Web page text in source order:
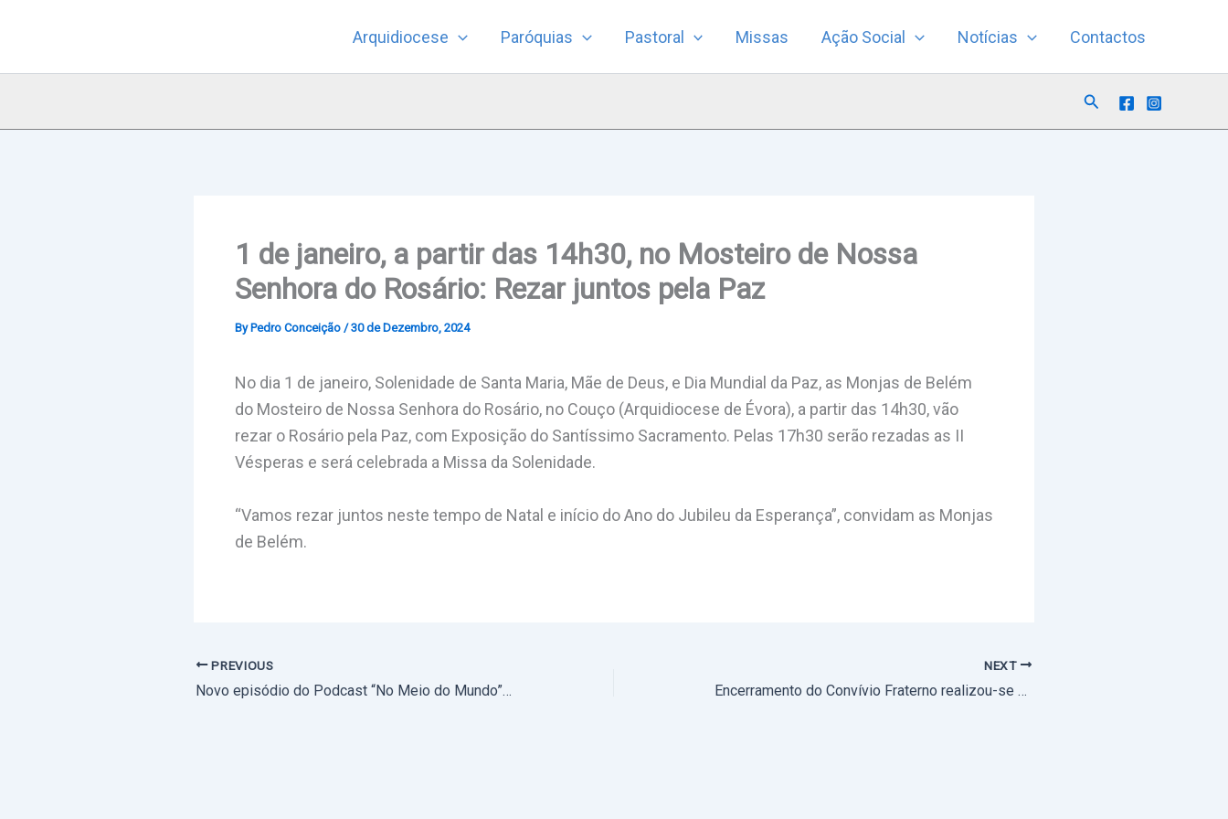
Arquidiocese Paróquias Pastoral Missas Ação Social Notícias Contactos
Search
1 de janeiro, a partir das 14h30, no Mosteiro de Nossa
Senhora do Rosário: Rezar juntos pela Paz
By Pedro Conceição /30 de Dezembro, 2024
No dia 1 de janeiro, Solenidade de Santa Maria, Mãe de Deus, e Dia Mundial da Paz, as Monjas de Belém
do Mosteiro de Nossa Senhora do Rosário, no Couço (Arquidiocese de Évora), a partir das 14h30, vão
rezar o Rosário pela Paz, com Exposição do Santíssimo Sacramento. Pelas 17h30 serão rezadas as II
Vésperas e será celebrada a Missa da Solenidade.
“Vamos rezar juntos neste tempo de Natal e início do Ano do Jubileu da Esperança”, convidam as Monjas
de Belém.
PREVIOUS
Novo episódio do Podcast “No Meio do Mundo”: O testemunho de Vítor Leal, um cristão no meio do mundo (com vídeo)
NEXT
Encerramento do Convívio Fraterno realizou-se em Vila Viçosa (com fotos)